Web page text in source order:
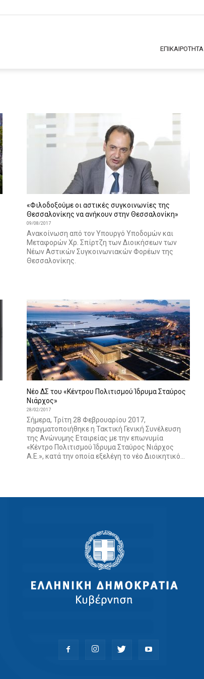
ΕΠΙΚΑΙΡΟΤΗΤΑ
«Φιλοδοξούμε οι αστικές συγκοινωνίες της
Θεσσαλονίκης να ανήκουν στην Θεσσαλονίκη»
09/08/2017
Ανακοίνωση από τον Υπουργό Υποδομών και
Μεταφορών Χρ. Σπίρτζη των Διοικήσεων των
Νέων Αστικών Συγκοινωνιακών Φορέων της
Θεσσαλονίκης.
Νέο ΔΣ του «Κέντρου Πολιτισμού Ίδρυμα Σταύρος
Νιάρχος»
28/02/2017
Σήμερα, Τρίτη 28 Φεβρουαρίου 2017,
πραγματοποιήθηκε η Τακτική Γενική Συνέλευση
της Ανώνυμης Εταιρείας με την επωνυμία
«Κέντρο Πολιτισμού Ίδρυμα Σταύρος Νιάρχος
Α.Ε.», κατά την οποία εξελέγη το νέο Διοικητικό...